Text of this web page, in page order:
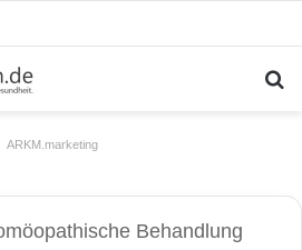
bei Jugendlichen
ARKM.marketing
Behandlung